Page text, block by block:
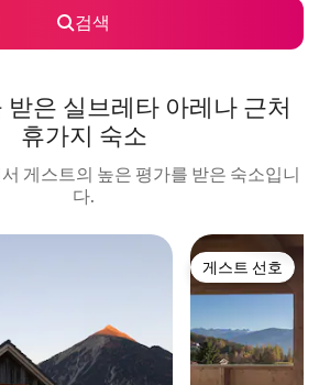
검색
받은 실브레타 아레나 근처
휴가지 숙소
게스트의 높은 평가를 받은 숙소입니
다.
게스트 선호
게스트 선호